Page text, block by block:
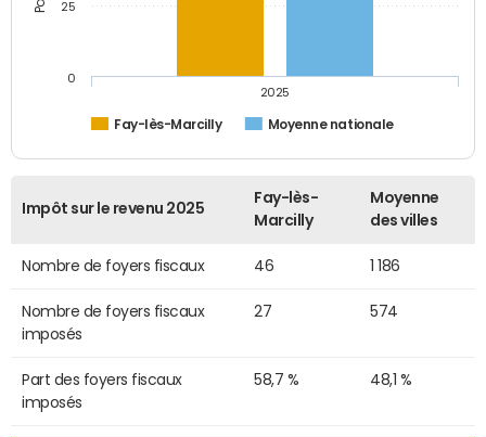
Fay-lès-Marcilly Moyenne nationale
2025
0
25
Impôt sur le revenu 2025
Fay-lès-
Marcilly
Moyenne
des villes
Nombre de foyers fiscaux 46 1 186
Nombre de foyers fiscaux
imposés
27 574
Part des foyers fiscaux
imposés
58,7 % 48,1 %